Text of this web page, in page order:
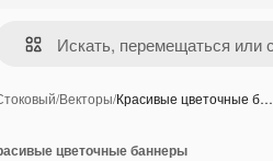
/Векторы/Красивые цветочные б…
цветочные баннеры